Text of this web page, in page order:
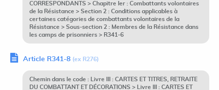
CORRESPONDANTS > Chapitre Ier : Combattants volontaires
de la Résistance > Section 2 : Conditions applicables à
certaines catégories de combattants volontaires de la
Résistance > Sous-section 2 : Membres de la Résistance dans
les camps de prisonniers > R341-6
Article R341-8 (ex R276)
Chemin dans le code : Livre III : CARTES ET TITRES, RETRAITE
DU COMBATTANT ET DÉCORATIONS > Livre III : CARTES ET